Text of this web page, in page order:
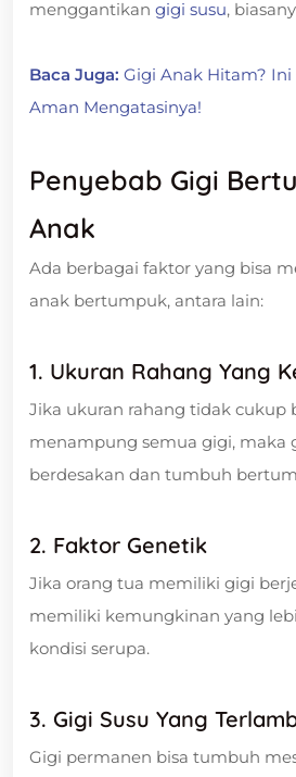
menggantikan gigi susu,
Baca Juga: Gigi Anak Hitam? Ini
Aman Mengatasinya!
Penyebab Gigi
Anak
Ada berbagai faktor yang bisa
anak bertumpuk, antara lain:
1. Ukuran Rahang Yang
Jika ukuran rahang tidak cukup
menampung semua gigi, maka
berdesakan dan tumbuh
2. Faktor Genetik
Jika orang tua memiliki gigi
memiliki kemungkinan yang
kondisi serupa.
3. Gigi Susu Yang
Gigi permanen bisa tumbuh